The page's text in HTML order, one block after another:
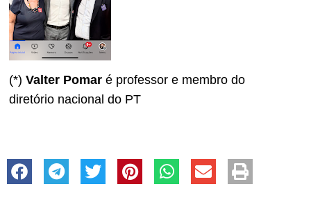
(*) Valter Pomar é professor e membro do
diretório nacional do PT